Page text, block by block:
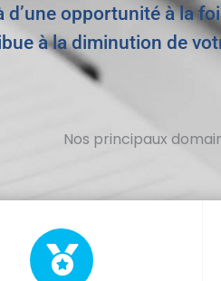
d’une opportunité à la
à la diminution de
Nos principaux